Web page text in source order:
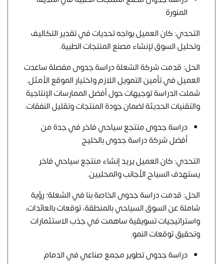
المنورة
التحدي: كان العميل يواجه تحديات في تقدير التكاليف
وتحليل السوق لإنشاء مصنع المنتجات الطبية.
الحل: قدمت شركة الشعلة دراسة جدوى مفصلة ساعدت
العميل في تأمين التمويل اللازم واختيار الموقع الأمثل.
شملت الدراسة توجيهات حول أفضل الممارسات الإنتاجية
والتقنيات الحديثة لضمان جودة المنتجات وتقليل النفقات.
دراسة جدوى منتجع سياحي فاخر في جدة من
أفضل شركة دراسة جدوى بالخليج
التحدي: كان العميل يريد إنشاء منتجع سياحي فاخر
يستهدف السياح الأجانب والمحليين.
الحل: قدمت دراسة جدوى الخاصة بنا في الشعلة؛ رؤية
شاملة عن السوق السياحي بالمنطقة، توقعات بالعائدات،
واستراتيجيات تسويقية ساهمت في جذب الاستثمارات
وتحقيق توقعات النمو.
دراسة جدوى تطوير مجمع صناعي في الدمام